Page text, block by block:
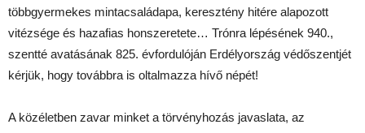
többgyermekes mintacsaládapa, keresztény hitére alapozott
vitézsége és hazafias honszeretete… Trónra lépésének 940.,
szentté avatásának 825. évfordulóján Erdélyország védőszentjét
kérjük, hogy továbbra is oltalmazza hívő népét!
A közéletben zavar minket a törvényhozás javaslata, az